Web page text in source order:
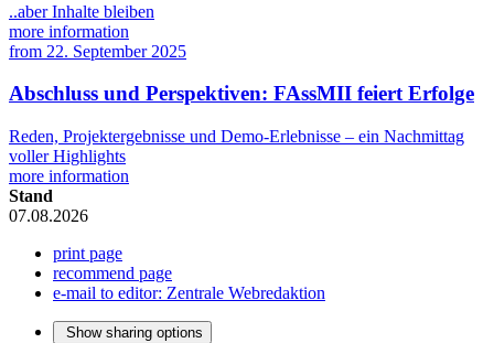
..aber Inhalte bleiben
more information
from 22. September 2025
Abschluss und Perspektiven: FAssMII feiert Erfolge
Reden, Projektergebnisse und Demo-Erlebnisse – ein Nachmittag
voller Highlights
more information
Stand
07.08.2026
print page
recommend page
e-mail to editor: Zentrale Webredaktion
Show sharing options